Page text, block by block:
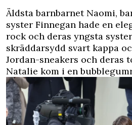
Äldsta barnbarnet Naomi,
syster Finnegan hade en
rock och deras yngsta
skräddarsydd svart kappa
Jordan-sneakers och deras
Natalie kom i en